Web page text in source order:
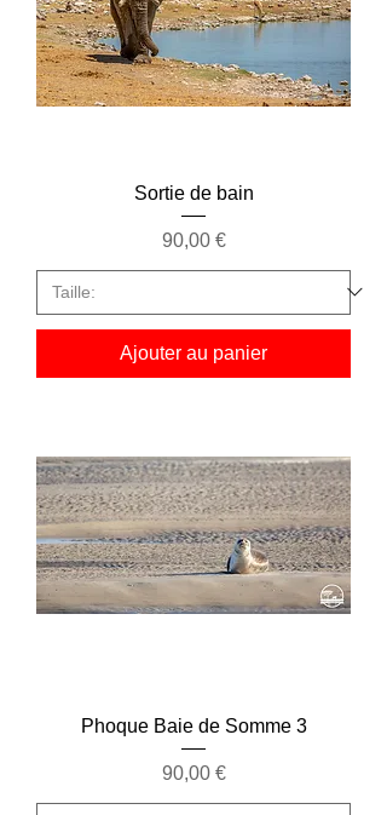
Sortie de bain
Prix
90,00 €
Ajouter au panier
Phoque Baie de Somme 3
Prix
90,00 €